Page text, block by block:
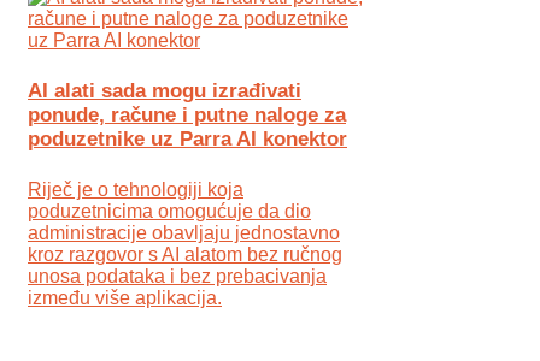
AI alati sada mogu izrađivati
ponude, račune i putne naloge za
poduzetnike uz Parra AI konektor
Riječ je o tehnologiji koja
poduzetnicima omogućuje da dio
administracije obavljaju jednostavno
kroz razgovor s AI alatom bez ručnog
unosa podataka i bez prebacivanja
između više aplikacija.